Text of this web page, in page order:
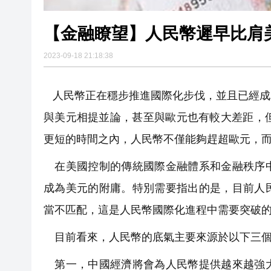
【金融瞭望】人民幣遲早比肩
2023-09-18 21:18:38
人民幣正在穩步推進國際化步伐，並且已經
與美元相提並論，甚至與歐元也有較大差距
更短的時間之內，人民幣不僅能夠趕超歐元，
在美國控制的傳統國際金融體系和金融秩序
成為美元的附庸。特別需要指出的是，目前
當不匹配，這是人民幣國際化進程中需要突破
目前看來，人民幣的底氣主要來源於以下三
第一，中國經濟將會為人民幣提供越來越強